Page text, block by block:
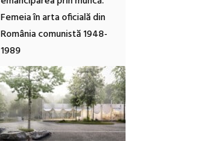
Femeia în arta oficială din
România comunistă 1948-
1989